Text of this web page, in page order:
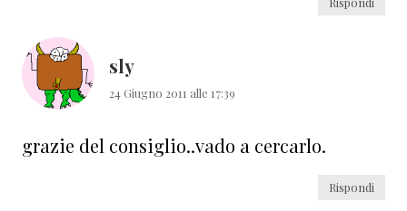
sly
24 Giugno 2011 alle 17:39
grazie del consiglio..vado a cercarlo.
Rispondi